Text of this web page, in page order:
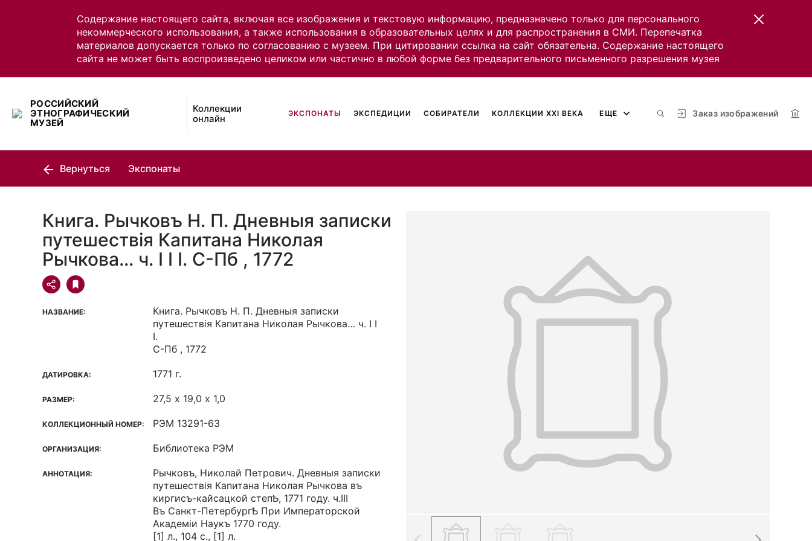
Содержание настоящего сайта, включая все изображения и текстовую информацию, предназначено только для персонального
некоммерческого использования, а также использования в образовательных целях и для распространения в СМИ. Перепечатка
материалов допускается только по согласованию с музеем. При цитировании ссылка на сайт обязательна. Содержание настоящего
сайта не может быть воспроизведено целиком или частично в любой форме без предварительного письменного разрешения музея
РОССИЙСКИЙ
ЭТНОГРАФИЧЕСКИЙ
МУЗЕЙ
Коллекции
онлайн
Заказ изображений
ЭКСПОНАТЫ ЭКСПЕДИЦИИ СОБИРАТЕЛИ КОЛЛЕКЦИИ XXI ВЕКА ЕЩЕ
Вернуться Экспонаты
Книга. Рычковъ Н. П. Дневныя записки
путешествiя Капитана Николая
Рычкова… ч. I I I. С-Пб , 1772
НАЗВАНИЕ:
Книга. Рычковъ Н. П. Дневныя записки
путешествiя Капитана Николая Рычкова… ч. I I
I.
С-Пб , 1772
ДАТИРОВКА: 1771 г.
РАЗМЕР: 27,5 х 19,0 х 1,0
КОЛЛЕКЦИОННЫЙ НОМЕР: РЭМ 13291-63
ОРГАНИЗАЦИЯ: Библиотека РЭМ
АННОТАЦИЯ:
Рычковъ, Николай Петрович. Дневныя записки
путешествiя Капитана Николая Рычкова въ
киргисъ-кайсацкой степҌ, 1771 году. ч.III
Въ Санкт-ПетербургҌ При Императорской
Академiи Наукъ 1770 году.
[1] л., 104 с., [1] л.